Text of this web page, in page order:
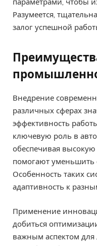
параметрами, чтобы
Разумеется,
залог успешной
Внедрение
различных сферах
эффективность
ключевую роль в
обеспечивая
помогают уменьшить
Особенность таких
адаптивность к
Применение
добиться
важным аспектом